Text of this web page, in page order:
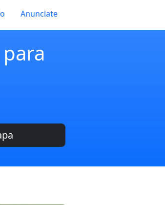
Anunciate